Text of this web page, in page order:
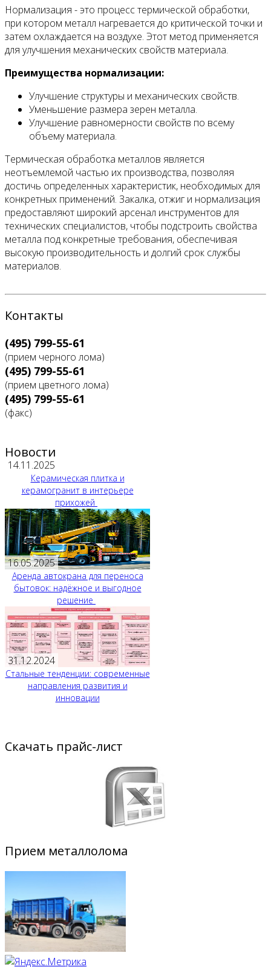
Нормализация - это процесс термической обработки,
при котором металл нагревается до критической точки и
затем охлаждается на воздухе. Этот метод применяется
для улучшения механических свойств материала.
Преимущества нормализации:
Улучшение структуры и механических свойств.
Уменьшение размера зерен металла.
Улучшение равномерности свойств по всему
объему материала.
Термическая обработка металлов является
неотъемлемой частью их производства, позволяя
достичь определенных характеристик, необходимых для
конкретных применений. Закалка, отжиг и нормализация
предоставляют широкий арсенал инструментов для
технических специалистов, чтобы подстроить свойства
металла под конкретные требования, обеспечивая
высокую производительность и долгий срок службы
материалов.
Контакты
(495) 799-55-61
(прием черного лома)
(495) 799-55-61
(прием цветного лома)
(495) 799-55-61
(факс)
Новости
14.11.2025
Керамическая плитка и
керамогранит в интерьере
прихожей
16.05.2025
Аренда автокрана для переноса
бытовок: надёжное и выгодное
решение
31.12.2024
Стальные тенденции: современные
направления развития и
инновации
Скачать прайс-лист
Прием металлолома